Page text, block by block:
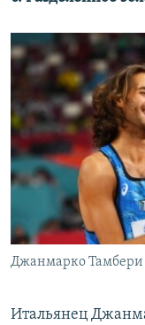
Джанмарко
Итальянец